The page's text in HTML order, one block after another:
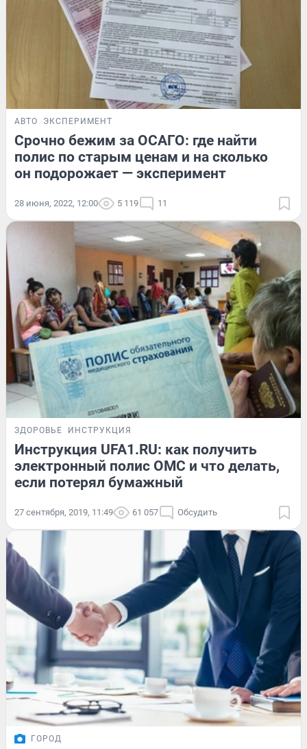
АВТО ЭКСПЕРИМЕНТ
Срочно бежим за ОСАГО: где найти
полис по старым ценам и на сколько
он подорожает — эксперимент
28 июня, 2022, 12:00 5 119 11
ЗДОРОВЬЕ ИНСТРУКЦИЯ
Инструкция UFA1.RU: как получить
электронный полис ОМС и что делать,
если потерял бумажный
27 сентября, 2019, 11:49 61 057 Обсудить
ГОРОД